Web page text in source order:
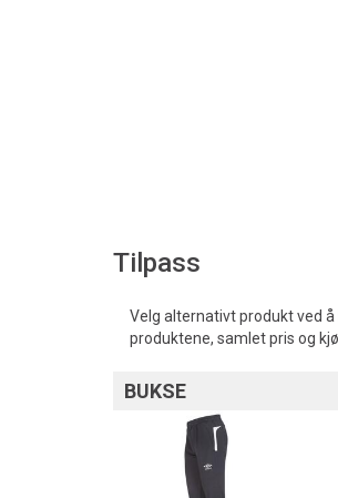
Tilpass
Velg alternativt produkt ved
produktene, samlet pris og
BUKSE